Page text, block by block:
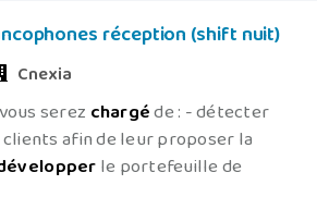
réception (shift nuit)
Cnexia
serez chargéde : - détecter
clients afin de leur proposer la
le portefeuille de